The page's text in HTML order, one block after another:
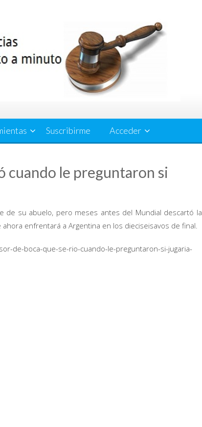
Suscribirme Acceder
cuando le preguntaron si
de su abuelo, pero meses antes del Mundial descartó la
enfrentará a Argentina en los dieciseisavos de final.
de-boca-que-se-rio-cuando-le-preguntaron-si-jugaria-